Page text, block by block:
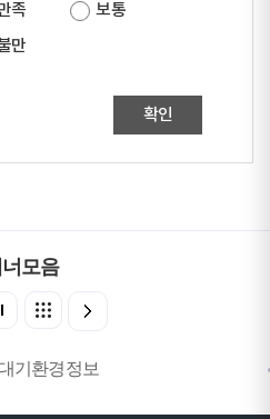
족
보통
만
확인
모음
기환경정보